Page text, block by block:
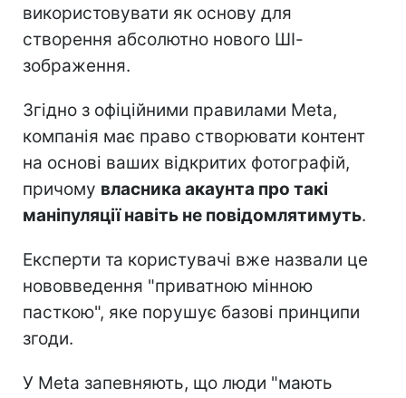
використовувати як основу для
створення абсолютно нового ШІ-
зображення.
Згідно з офіційними правилами Meta,
компанія має право створювати контент
на основі ваших відкритих фотографій,
причому власника акаунта про такі
маніпуляції навіть не повідомлятимуть.
Експерти та користувачі вже назвали це
нововведення "приватною мінною
пасткою", яке порушує базові принципи
згоди.
У Meta запевняють, що люди "мають